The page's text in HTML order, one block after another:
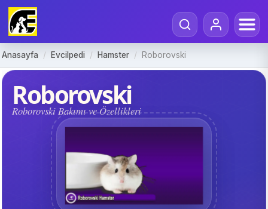
Anasayfa / Evcilpedi / Hamster / Roborovski
Roborovski
Roborovski Bakımı ve Özellikleri